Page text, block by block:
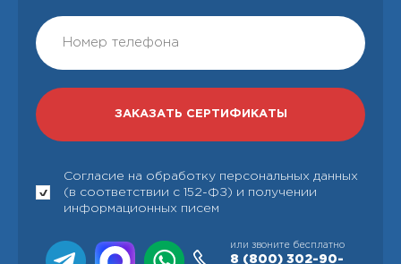
Согласие на обработку персональных данных
(в соответствии с 152-ФЗ) и получении
информационных писем
или звоните бесплатно
8 (800) 302-90-